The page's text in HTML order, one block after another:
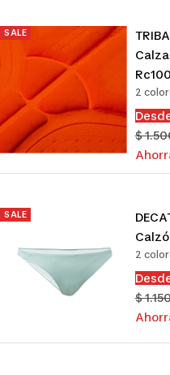
SALE
Rc100
2
de
venta
$
SALE
2
de
venta
$